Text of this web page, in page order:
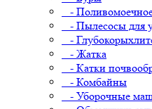
-
- Пылесосы для
-
- Жатка
- Катки
- Комбайны
- Уборочные